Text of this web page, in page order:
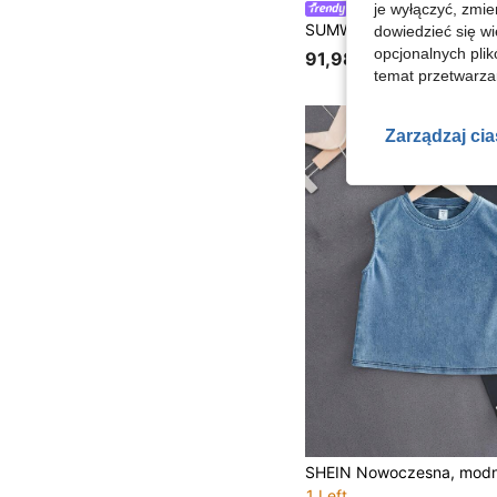
SUMWON Kids
91,98zł
je wyłączyć,
dowiedzieć się
opcjonalnych
temat
Zarządzaj